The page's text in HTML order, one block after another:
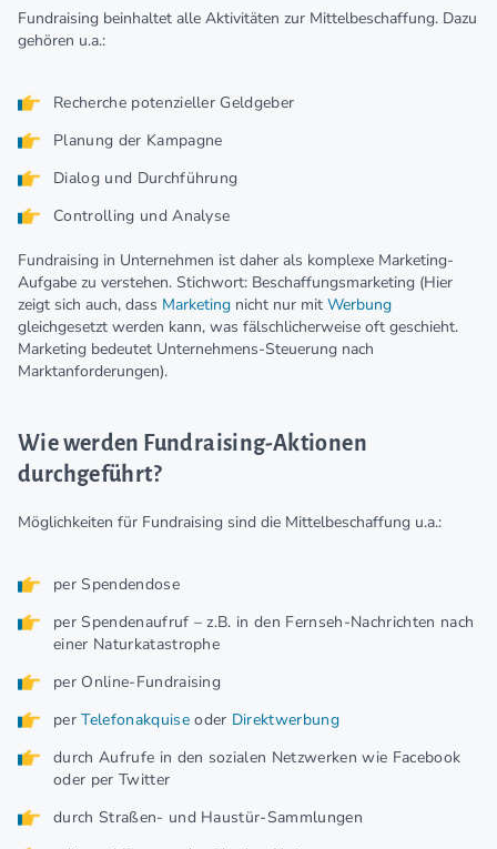
Fundraising beinhaltet alle Aktivitäten zur Mittelbeschaffung. Dazu
gehören u.a.:
Recherche potenzieller Geldgeber
Planung der Kampagne
Dialog und Durchführung
Controlling und Analyse
Fundraising in Unternehmen ist daher als komplexe Marketing-
Aufgabe zu verstehen. Stichwort: Beschaffungsmarketing (Hier
zeigt sich auch, dass Marketing nicht nur mit Werbung
gleichgesetzt werden kann, was fälschlicherweise oft geschieht.
Marketing bedeutet Unternehmens-Steuerung nach
Marktanforderungen).
Wie werden Fundraising-Aktionen
durchgeführt?
Möglichkeiten für Fundraising sind die Mittelbeschaffung u.a.:
per Spendendose
per Spendenaufruf – z.B. in den Fernseh-Nachrichten nach
einer Naturkatastrophe
per Online-Fundraising
perTelefonakquiseoder Direktwerbung
durch Aufrufe in den sozialen Netzwerken wie Facebook
oder per Twitter
durch Straßen- und Haustür-Sammlungen